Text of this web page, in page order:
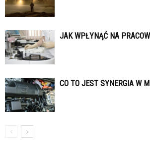
JAK WPŁYNĄĆ NA
CO TO JEST SYNERGIA W